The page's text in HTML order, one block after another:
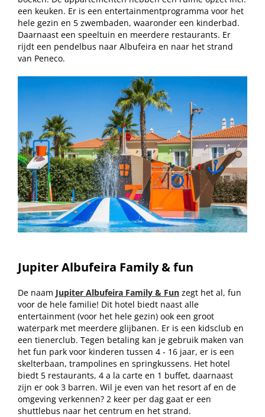
een keuken. Er is een entertainmentprogramma voor het
hele gezin en 5 zwembaden, waaronder een kinderbad.
Daarnaast een speeltuin en meerdere restaurants. Er
rijdt een pendelbus naar Albufeira en naar het strand
van Peneco.
Jupiter Albufeira Family & fun
De naam Jupiter Albufeira Family & Fun zegt het al, fun
voor de hele familie! Dit hotel biedt naast alle
entertainment (voor het hele gezin) ook een groot
waterpark met meerdere glijbanen. Er is een kidsclub en
een tienerclub. Tegen betaling kan je gebruik maken van
het fun park voor kinderen tussen 4 - 16 jaar, er is een
skelterbaan, trampolines en springkussens. Het hotel
biedt 5 restaurants, 4 a la carte en 1 buffet, daarnaast
zijn er ook 3 barren. Wil je even van het resort af en de
omgeving verkennen? 2 keer per dag gaat er een
shuttlebus naar het centrum en het strand.